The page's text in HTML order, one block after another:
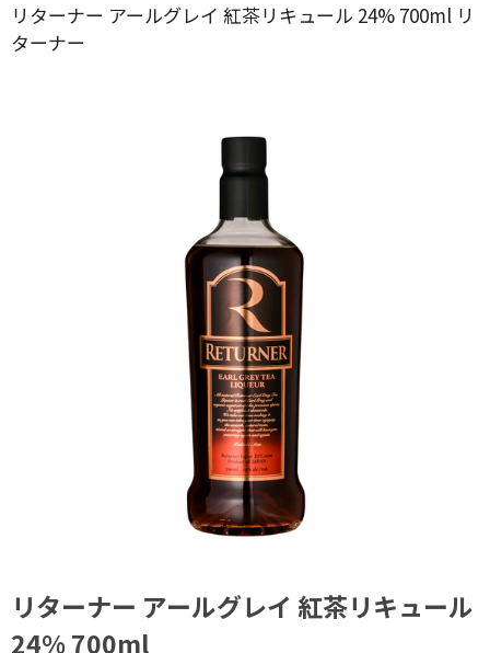
リターナー アールグレイ 紅茶リキュール 24% 700ml リ
ターナー
リターナー アールグレイ 紅茶リキュール
24% 700ml